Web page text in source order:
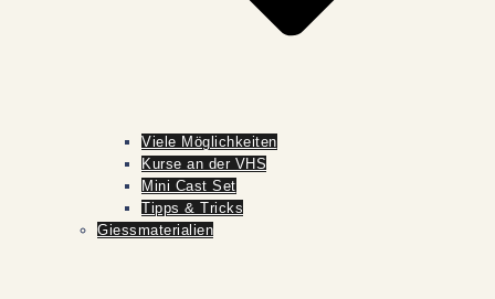
Viele Möglichkeiten
Kurse an der VHS
Mini Cast Set
Tipps & Tricks
Giessmaterialien